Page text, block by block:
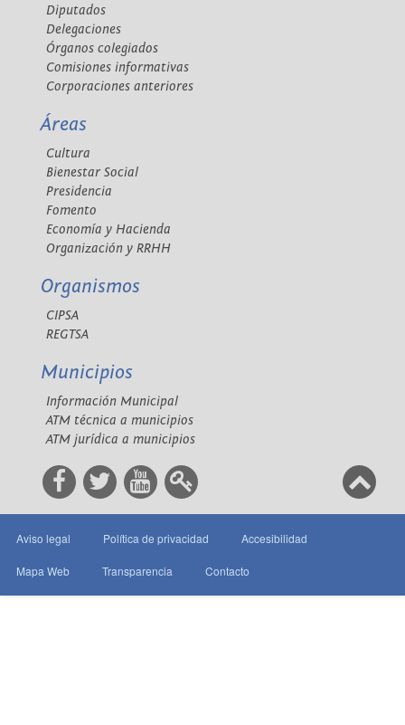
Diputados
Delegaciones
Órganos colegiados
Comisiones informativas
Corporaciones anteriores
Áreas
Cultura
Bienestar Social
Presidencia
Fomento
Economía y Hacienda
Organización y RRHH
Organismos
CIPSA
REGTSA
Municipios
Información Municipal
ATM técnica a municipios
ATM jurídica a municipios
Aviso legal Política de privacidad Accesibilidad
Mapa Web Transparencia Contacto